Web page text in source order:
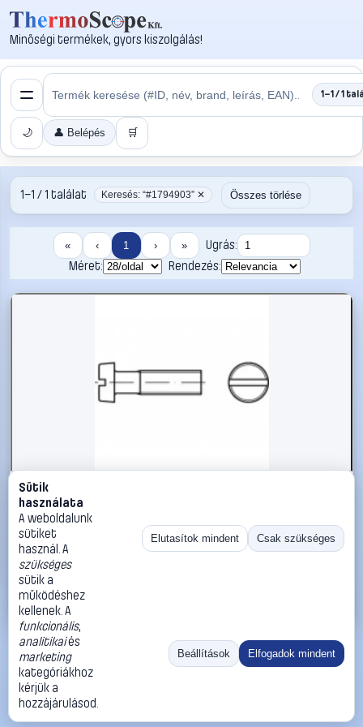
Minőségi termékek, gyors kiszolgálás!
1–1 / 1
🌙 👤 Belépés 🛒
1–1 / 1 találat Keresés: “#1794903” ✕ Összes törlése
« ‹ 1 › »
Ugrás:
Méret:
Rendezés:
#1794903
TOOLCRAFT TO-5384709 hengeres fejű csavar M2,5 10
mm egyeneshornyú ISO 1207 2000 db
TOOLCRAFT Metrikus csavarok
14 990 Ft
Kosárba
«
Ugrás:
Méret:
Rendezés:
©2026
ThermoScope
ÁSZF
Cégbemutató
Sütik
használata
A weboldalunk
sütiket
használ. A
szükséges
sütik a
működéshez
kellenek. A
funkcionális,
analitikaiés
marketing
kategóriákhoz
kérjük a
hozzájárulásod.
Elutasítok mindent Csak szükséges
Beállítások Elfogadok mindent